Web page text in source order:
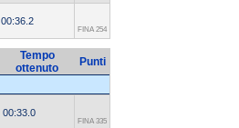
00:36.2
FINA 254
Tempo
ottenuto
Punti
00:33.0
FINA 335